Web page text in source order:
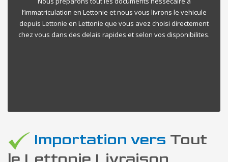
l’immatriculation en Lettonie et nous vous livrons le vehicule
depuis Lettonie en Lettonie que vous avez choisi directement
chez vous dans des delais rapides et selon vos disponibilites.
Importation vers Tout